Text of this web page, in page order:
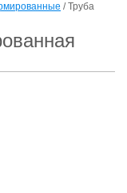
/ Труба